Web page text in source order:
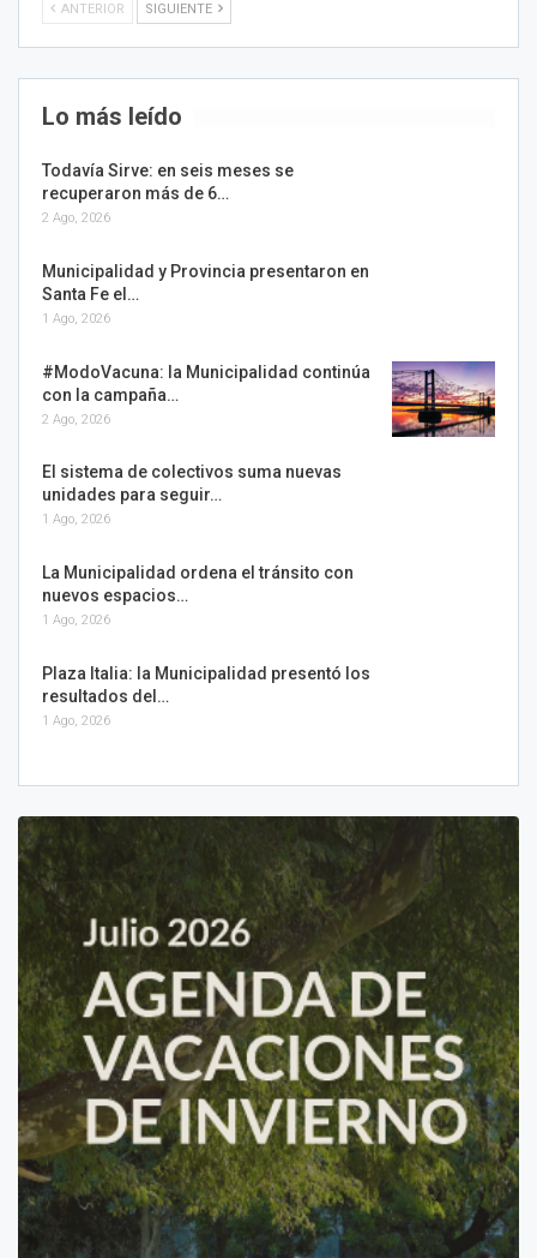
ANTERIOR SIGUIENTE
Lo más leído
Todavía Sirve: en seis meses se
recuperaron más de 6…
2 Ago, 2026
Municipalidad y Provincia presentaron en
Santa Fe el…
1 Ago, 2026
#ModoVacuna: la Municipalidad continúa
con la campaña…
2 Ago, 2026
El sistema de colectivos suma nuevas
unidades para seguir…
1 Ago, 2026
La Municipalidad ordena el tránsito con
nuevos espacios…
1 Ago, 2026
Plaza Italia: la Municipalidad presentó los
resultados del…
1 Ago, 2026